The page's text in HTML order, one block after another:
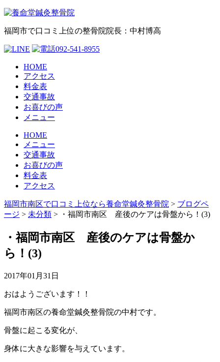
福岡市で口コミ上位の整骨院院長：中村博高
HOME
アクセス
料金表
交通事故
お喜びの声
メニュー
HOME
メニュー
交通事故
お喜びの声
料金表
アクセス
福岡市南区で口コミ上位なら養命堂鍼灸整骨院 > ブログペ
ージ > 未分類 > ・福岡市南区 産後のケアは骨盤から！(3)
・福岡市南区 産後のケアは骨盤か
ら！(3)
2017年01月31日
おはようございます！！
福岡市南区の養命堂鍼灸整骨院の中村です。
骨盤に起こる変化が、
身体に大きな影響を与えています。